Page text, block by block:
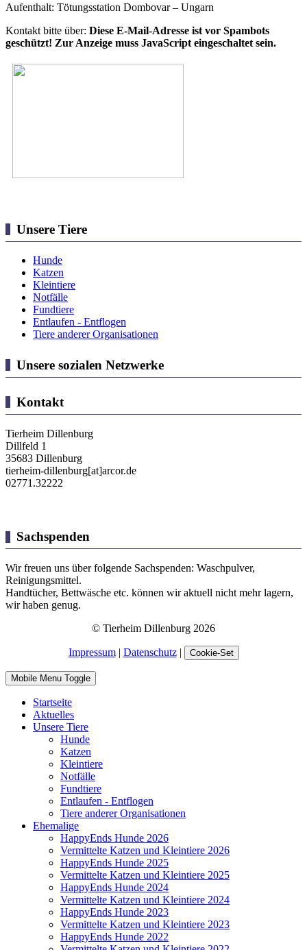
Aufenthalt: Tötungsstation Dombovar – Ungarn
Kontakt bitte über: Diese E-Mail-Adresse ist vor Spambots
geschützt! Zur Anzeige muss JavaScript eingeschaltet sein.
Unsere Tiere
Hunde
Katzen
Kleintiere
Notfälle
Fundtiere
Entlaufen - Entflogen
Tiere anderer Organisationen
Unsere sozialen Netzwerke
Kontakt
Tierheim Dillenburg
Dillfeld 1
35683 Dillenburg
tierheim-dillenburg[at]arcor.de
02771.32222
Sachspenden
Wir freuen uns über folgende Sachspenden: Waschpulver,
Reinigungsmittel.
Handtücher, Bettwäsche etc. können wir aktuell nicht mehr lagern,
wir haben genug.
© Tierheim Dillenburg 2026
Impressum| Datenschutz| Cookie-Set
Mobile Menu Toggle
Startseite
Aktuelles
Unsere Tiere
Hunde
Katzen
Kleintiere
Notfälle
Fundtiere
Entlaufen - Entflogen
Tiere anderer Organisationen
Ehemalige
HappyEnds Hunde 2026
Vermittelte Katzen und Kleintiere 2026
HappyEnds Hunde 2025
Vermittelte Katzen und Kleintiere 2025
HappyEnds Hunde 2024
Vermittelte Katzen und Kleintiere 2024
HappyEnds Hunde 2023
Vermittelte Katzen und Kleintiere 2023
HappyEnds Hunde 2022